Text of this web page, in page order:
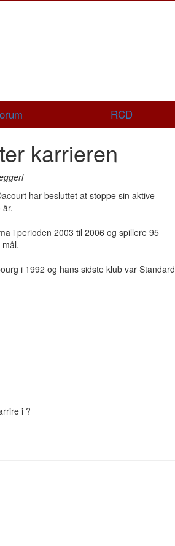
RCD
karrieren
har besluttet at stoppe sin aktive
i perioden 2003 til 2006 og spillere 95
i 1992 og hans sidste klub var Standard
i ?